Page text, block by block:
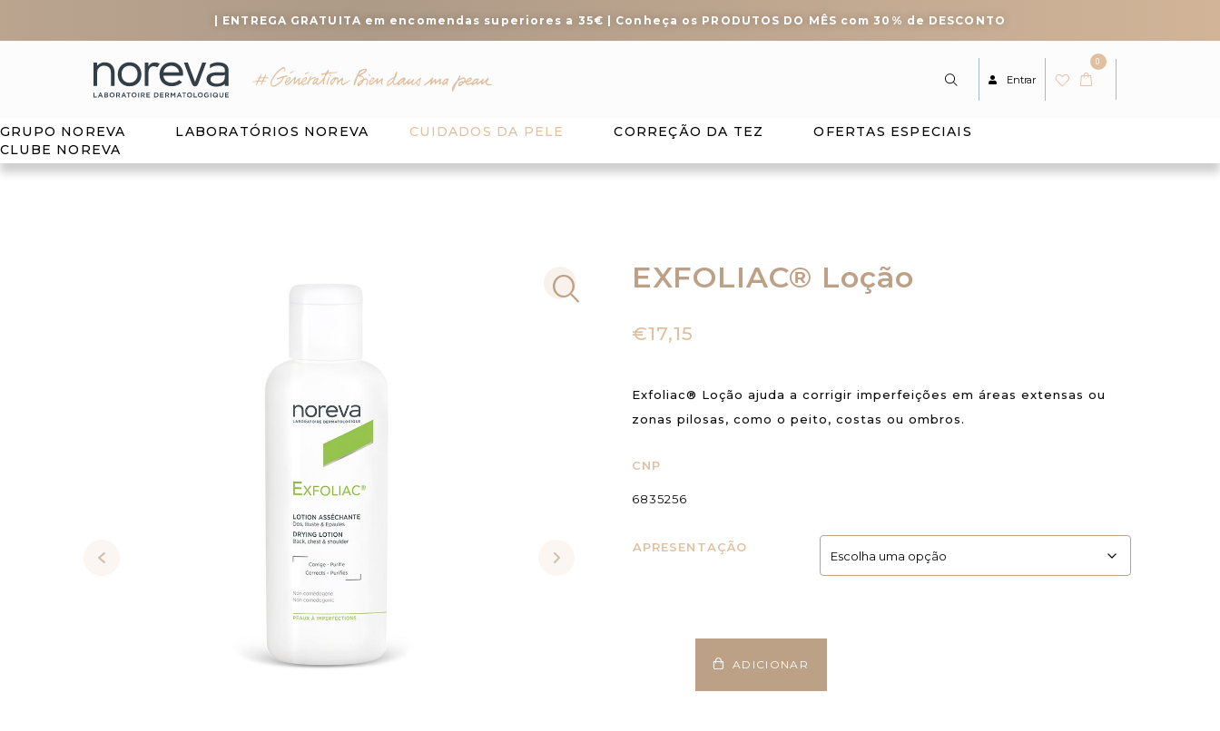
| ENTREGA GRATUITA em encomendas superiores a 35€ | Conheça os PRODUTOS DO MÊS com 30% de DESCONTO
Entrar
0
GRUPO NOREVA LABORATÓRIOS NOREVA CUIDADOS DA PELE CORREÇÃO DA TEZ
OFERTAS ESPECIAIS
CLUBE NOREVA
EXFOLIAC® Loção
€17,15
Exfoliac® Loção ajuda a corrigir imperfeições em áreas extensas ou
zonas pilosas, como o peito, costas ou ombros.
CNP
6835256
APRESENTAÇÃO
ADICIONAR